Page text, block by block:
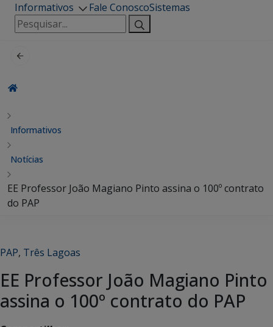
Informativos
Fale ConoscoSistemas
Pesquisar
por:
Informativos
Notícias
EE Professor João Magiano Pinto assina o 100º contrato
do PAP
PAP, Três Lagoas
EE Professor João Magiano Pinto
assina o 100º contrato do PAP